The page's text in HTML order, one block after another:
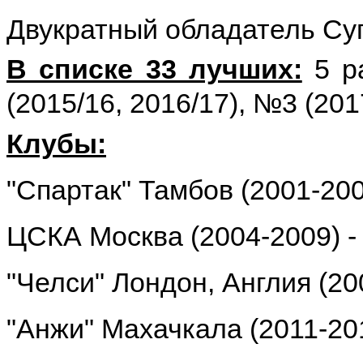
Двукратный обладатель
В списке 33 лучших: 5
(2015/16, 2016/17), №3
Клубы:
"Спартак" Тамбов (2001-
ЦСКА Москва (2004-2009) -
"Челси" Лондон, Англия
"Анжи" Махачкала (2011-